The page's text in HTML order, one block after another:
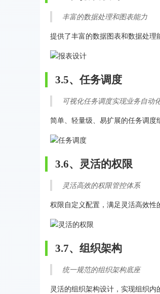
丰富的数据处理和图表能力
提供了丰富的数据图表和数据处理
3.5、任务调度
可视化任务调度实现业务自动
简单、轻量级、易扩展的任务调度
3.6、灵活的权限
灵活高效的权限管控体系
权限自定义配置，满足灵活高效性
3.7、组织架构
统一规范的组织架构底座
灵活的组织架构设计，实现组织内